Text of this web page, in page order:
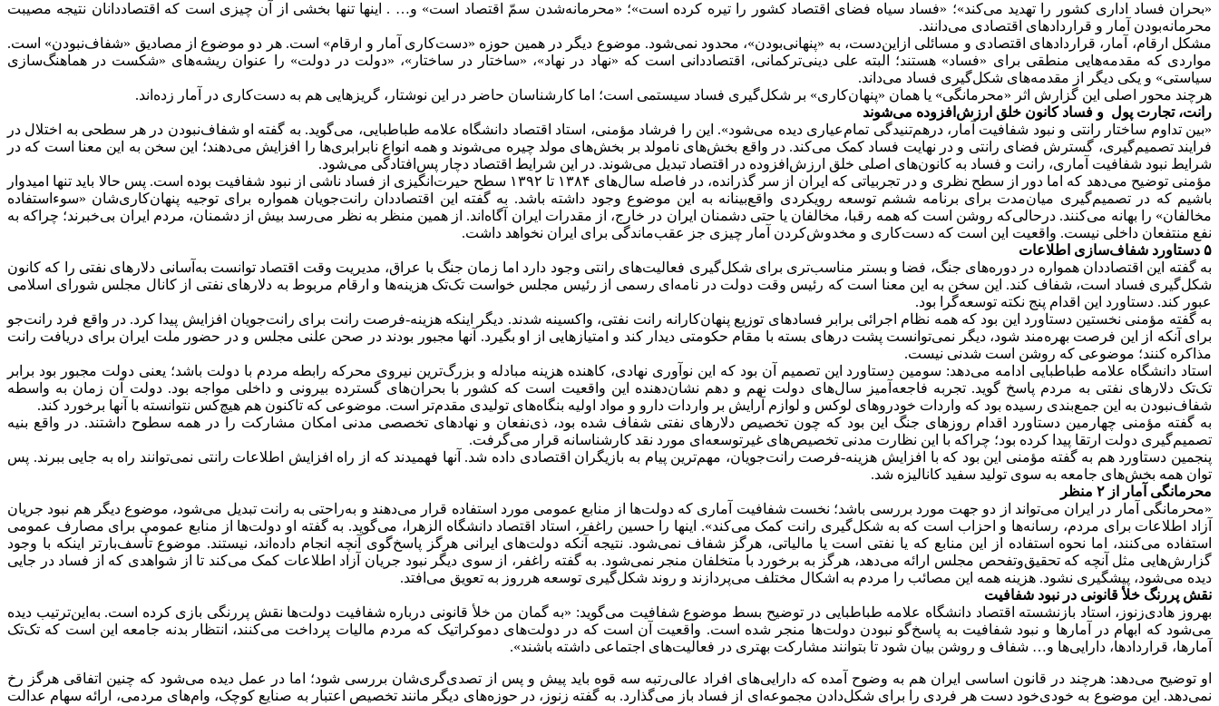
«بحران فساد اداری کشور را تهدید می‌کند»؛ «فساد سیاه فضای اقتصاد کشور را تیره کرده است»؛ «محرمانه‌شدن سمّ اقتصاد است» و… . اینها تنها بخشی از آن چیزی است که اقتصاددانان نتیجه مصیبت
محرمانه‌بودن آمار و قراردادهای اقتصادی می‌دانند.
مشکل ارقام، آمار، قراردادهای اقتصادی و مسائلی ازاین‌دست، به «پنهانی‌بودن»، محدود نمی‌شود. موضوع دیگر در همین حوزه «دست‌کاری آمار و ارقام» است. هر دو موضوع از مصادیق «شفاف‌نبودن» است.
مواردی که مقدمه‌هایی منطقی برای «فساد» هستند؛ البته علی دینی‌ترکمانی، اقتصاددانی است که «نهاد در نهاد»، «ساختار در ساختار»، «دولت در دولت» را عنوان ریشه‌های «شکست در هماهنگ‌سازی
سیاستی» و یکی دیگر از مقدمه‌های شکل‌گیری فساد می‌داند.
هرچند محور اصلی این گزارش اثر «محرمانگی» یا همان «پنهان‌کاری» بر شکل‌گیری فساد سیستمی است؛ اما کارشناسان حاضر در این نوشتار، گریزهایی هم به دست‌کاری در آمار زده‌اند.
رانت، تجارت پول و فساد کانون خلق ارزش‌افزوده می‌شوند
«بین تداوم ساختار رانتی و نبود شفافیت آمار، درهم‌تنیدگی تمام‌عیاری دیده می‌شود». این را فرشاد مؤمنی، استاد اقتصاد دانشگاه علامه طباطبایی، می‌گوید. به گفته او شفاف‌نبودن در هر سطحی به اختلال در
فرایند تصمیم‌گیری، گسترش فضای رانتی و در نهایت فساد کمک می‌کند. در واقع بخش‌های نامولد بر بخش‌های مولد چیره می‌شوند و همه انواع نابرابری‌ها را افزایش می‌دهند؛ این سخن به این معنا است که در
شرایط نبود شفافیت آماری، رانت و فساد به کانون‌های اصلی خلق ارزش‌افزوده در اقتصاد تبدیل می‌شوند. در این شرایط اقتصاد دچار پس‌افتادگی می‌شود.
مؤمنی توضیح می‌دهد که اما دور از سطح نظری و در تجربیاتی که ایران از سر گذرانده، در فاصله سال‌های ۱۳۸۴ تا ۱۳۹۲ سطح حیرت‌انگیزی از فساد ناشی از نبود شفافیت بوده است. پس حالا باید تنها امیدوار
باشیم که در تصمیم‌گیری میان‌مدت برای برنامه ششم توسعه رویکردی واقع‌بینانه به این موضوع وجود داشته باشد. به گفته این اقتصاددان رانت‌جویان همواره برای توجیه پنهان‌کاری‌شان «سوءاستفاده
مخالفان» را بهانه می‌کنند. درحالی‌که روشن است که همه رقبا، مخالفان یا حتی دشمنان ایران در خارج، از مقدرات ایران آگاه‌اند. از همین منظر به نظر می‌رسد بیش از دشمنان، مردم ایران بی‌خبرند؛ چراکه به
نفع منتفعان داخلی نیست. واقعیت این است که دست‌کاری و مخدوش‌کردن آمار چیزی جز عقب‌ماندگی برای ایران نخواهد داشت.
۵ دستاورد شفاف‌سازی اطلاعات
به گفته این اقتصاددان همواره در دوره‌های جنگ، فضا و بستر مناسب‌تری برای شکل‌گیری فعالیت‌های رانتی وجود دارد اما زمان جنگ با عراق، مدیریت وقت اقتصاد توانست به‌آسانی دلار‌های نفتی را که کانون
شکل‌گیری فساد است، شفاف کند. این سخن به این معنا است که رئیس وقت دولت در نامه‌ای رسمی از رئیس مجلس خواست تک‌تک هزینه‌ها و ارقام مربوط به دلارهای نفتی از کانال مجلس شورای اسلامی
عبور کند. دستاورد این اقدام پنج نکته توسعه‌گرا بود.
به گفته مؤمنی نخستین دستاورد این بود که همه نظام اجرائی برابر فسادهای توزیع پنهان‌کارانه رانت نفتی، واکسینه شدند. دیگر اینکه هزینه-فرصت رانت برای رانت‌جویان افزایش پیدا کرد. در واقع فرد رانت‌جو
برای آنکه از این فرصت بهره‌مند شود، دیگر نمی‌توانست پشت درهای بسته با مقام حکومتی دیدار کند و امتیازهایی از او بگیرد. آنها مجبور بودند در صحن علنی مجلس و در حضور ملت ایران برای دریافت رانت
مذاکره کنند؛ موضوعی که روشن است‌ شدنی نیست.
استاد دانشگاه علامه طباطبایی ادامه می‌دهد: سومین دستاورد این تصمیم آن بود که این نوآوری نهادی، کاهنده هزینه مبادله و بزرگ‌ترین نیروی محرکه رابطه مردم با دولت باشد؛ یعنی دولت مجبور بود برابر
تک‌تک دلارهای نفتی به مردم پاسخ‌ گوید. تجربه فاجعه‌آمیز سال‌های دولت نهم و دهم نشان‌دهنده این واقعیت است که کشور با بحران‌های گسترده بیرونی و داخلی مواجه بود. دولت آن زمان به واسطه
شفاف‌نبودن به این جمع‌بندی رسیده بود که واردات خودروهای لوکس و لوازم آرایش بر واردات دارو و مواد اولیه بنگاه‌های تولیدی مقدم‌تر است. موضوعی که تاکنون هم هیچ‌کس نتوانسته با آنها برخورد کند.
به گفته مؤمنی چهارمین دستاورد اقدام روزهای جنگ این بود که چون تخصیص دلارهای نفتی شفاف شده بود، ذی‌نفعان و نهادهای تخصصی مدنی امکان مشارکت را در همه سطوح داشتند. در واقع بنیه
تصمیم‌گیری دولت ارتقا پیدا کرده بود؛ چراکه با این نظارت مدنی تخصیص‌های غیرتوسعه‌ای مورد نقد کارشناسانه قرار می‌گرفت.
پنجمین دستاورد هم به گفته مؤمنی این بود که با افزایش هزینه-فرصت رانت‌جویان، مهم‌ترین پیام به بازیگران اقتصادی داده شد. آنها فهمیدند که از راه افزایش اطلاعات رانتی نمی‌توانند راه به جایی ببرند. پس
توان همه بخش‌های جامعه به سوی تولید سفید کانالیزه شد.
محرمانگی آمار از ۲ منظر
«محرمانگی آمار در ایران می‌تواند از دو جهت مورد بررسی باشد؛ نخست شفافیت آماری که دولت‌ها از منابع عمومی مورد استفاده قرار می‌دهند و به‌راحتی به رانت تبدیل می‌شود، موضوع دیگر هم نبود جریان
آزاد اطلاعات برای مردم، رسانه‌ها و احزاب است که به شکل‌گیری رانت کمک می‌کند». اینها را حسین راغفر، استاد اقتصاد دانشگاه الزهرا، می‌گوید. به گفته او دولت‌ها از منابع عمومی برای مصارف عمومی
استفاده می‌کنند، اما نحوه استفاده از این منابع که یا نفتی است یا مالیاتی، هرگز شفاف نمی‌شود. نتیجه آنکه دولت‌های ایرانی هرگز پاسخ‌گوی آنچه انجام داده‌اند، نیستند. موضوع تأسف‌بارتر اینکه با وجود
گزارش‌هایی مثل آنچه که تحقیق‌وتفحص مجلس ارائه می‌دهد، هرگز به برخورد با متخلفان منجر نمی‌شود. به گفته راغفر، از سوی دیگر نبود جریان آزاد اطلاعات کمک می‌کند تا از شواهدی که از فساد در جایی
دیده می‌شود، پیشگیری نشود. هزینه همه این مصائب را مردم به اشکال مختلف می‌پردازند و روند شکل‌گیری توسعه هرروز به تعویق می‌افتد.
نقش پررنگ خلأ قانونی در نبود شفافیت
بهروز هادی‌زنوز، استاد بازنشسته اقتصاد دانشگاه علامه طباطبایی در توضیح بسط موضوع شفافیت می‌گوید: «به گمان من خلأ قانونی درباره شفافیت دولت‌ها نقش پررنگی بازی کرده است. به‌این‌ترتیب دیده
می‌شود که ابهام در آمارها و نبود شفافیت به پاسخ‌گو نبودن دولت‌ها منجر شده است. واقعیت آن است که در دولت‌های دموکراتیک که مردم مالیات پرداخت می‌کنند، انتظار بدنه جامعه این است که تک‌تک
آمارها، قراردادها، دارایی‌ها و… شفاف و روشن بیان شود تا بتوانند مشارکت بهتری در فعالیت‌های اجتماعی داشته باشند».
او توضیح می‌دهد: هرچند در قانون اساسی ایران هم به وضوح آمده که دارایی‌های افراد عالی‌رتبه سه قوه باید پیش و پس از تصدی‌گری‌شان بررسی شود؛ اما در عمل دیده می‌شود که چنین اتفاقی هرگز رخ
نمی‌دهد. این موضوع به خودی‌خود دست هر فردی را برای شکل‌دادن مجموعه‌ای از فساد باز می‌گذارد. به گفته زنوز، در حوزه‌های دیگر مانند تخصیص اعتبار به صنایع کوچک، وام‌های مردمی، ارائه سهام عدالت